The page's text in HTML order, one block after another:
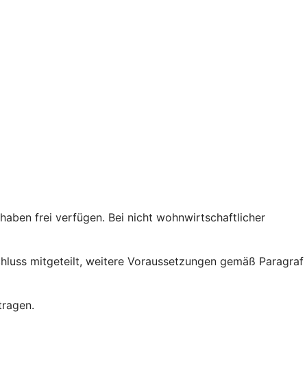
frei verfügen. Bei nicht wohnwirtschaftlicher
mitgeteilt, weitere Voraussetzungen gemäß Paragraf